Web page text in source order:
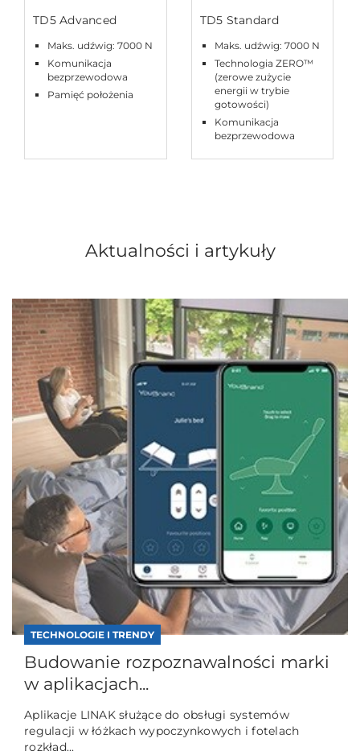
TD5 Advanced
Maks. udźwig: 7000 N
Komunikacja
bezprzewodowa
Pamięć położenia
TD5 Standard
Maks. udźwig: 7000 N
Technologia ZERO™
(zerowe zużycie
energii w trybie
gotowości)
Komunikacja
bezprzewodowa
Aktualności i artykuły
TECHNOLOGIE I TRENDY
Budowanie rozpoznawalności marki
w aplikacjach...
Aplikacje LINAK służące do obsługi systemów
regulacji w łóżkach wypoczynkowych i fotelach
rozkład...